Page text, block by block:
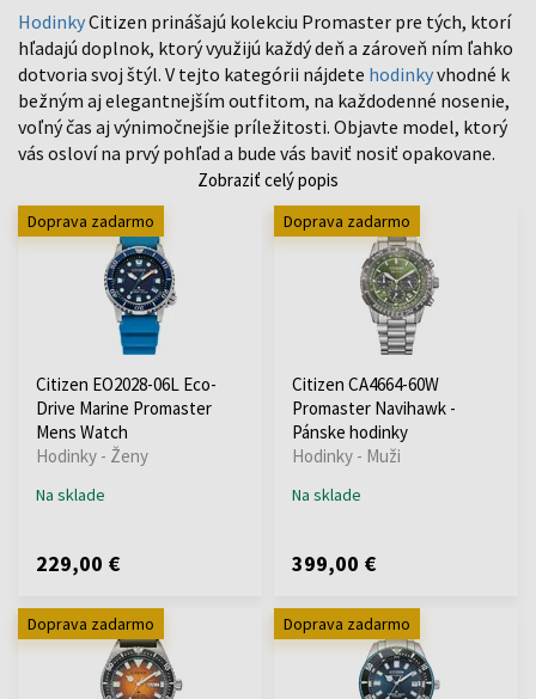
HodinkyCitizen prinášajú kolekciu Promaster pre tých, ktorí
hľadajú doplnok, ktorý využijú každý deň a zároveň ním ľahko
dotvoria svoj štýl. V tejto kategórii nájdete hodinkyvhodné k
bežným aj elegantnejším outfitom, na každodenné nosenie,
voľný čas aj výnimočnejšie príležitosti. Objavte model, ktorý
vás osloví na prvý pohľad a bude vás baviť nosiť opakovane.
Zobraziť celý popis
Doprava zadarmo
Citizen EO2028-06L Eco-
Drive Marine Promaster
Mens Watch
Hodinky - Ženy
Na sklade
229,00 €
Doprava zadarmo
Citizen CA4664-60W
Promaster Navihawk -
Pánske hodinky
Hodinky - Muži
Na sklade
399,00 €
Doprava zadarmo Doprava zadarmo